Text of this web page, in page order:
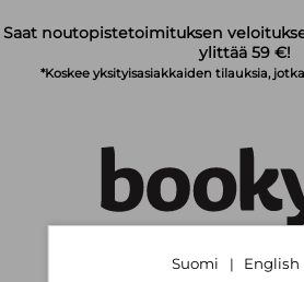
Saat noutopistetoimituksen
ylittää 59 €!
*Koskee yksityisasiakkaiden tilauksia,
Suomi | English |
Suomi | English